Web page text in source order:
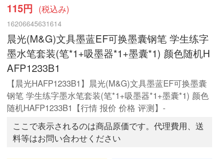
115円 (税込み)
16206645631614
晨光(M&G)文具墨蓝EF可换墨囊钢笔 学生练字
墨水笔套装(笔*1+吸墨器*1+墨囊*1) 颜色随机H
AFP1233B1
【晨光HAFP1233B1】晨光(M&G)文具墨蓝EF可换墨囊
钢笔 学生练字墨水笔套装(笔*1+吸墨器*1+墨囊*1) 颜色
随机HAFP1233B1【行情 报价 价格 评测】-
ここで表示されるのは商品原価です。代理費用、送
料等はお問い合わせください